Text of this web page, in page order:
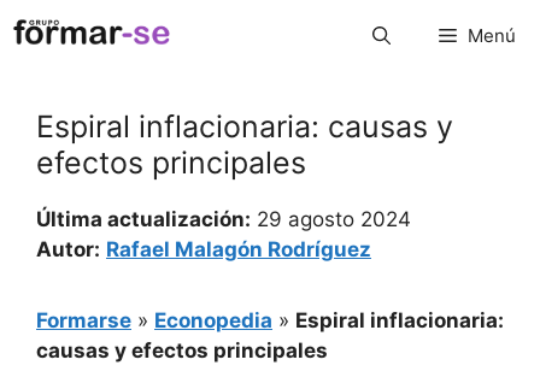
Saltar
al
Menú
Espiral inflacionaria: causas y
efectos principales
Última actualización: 29 agosto 2024
Autor: Rafael Malagón Rodríguez
Formarse » Econopedia » Espiral inflacionaria:
causas y efectos principales